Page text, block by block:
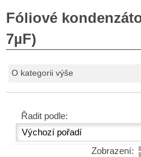
Fóliové
7µF)
O kategorii výše
Řadit podle:
Zobrazení: